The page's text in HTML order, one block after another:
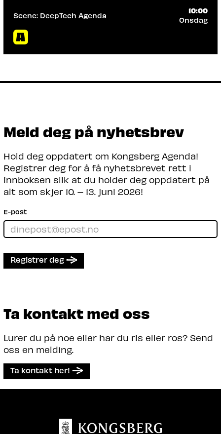
Scene: DeepTech Agenda
10:00
Onsdag
Meld deg på nyhetsbrev
Hold deg oppdatert om Kongsberg Agenda!
Registrer deg for å få nyhetsbrevet rett i
innboksen slik at du holder deg oppdatert på
alt som skjer 10. – 13. juni 2026!
E-post
Registrer deg
Ta kontakt med oss
Lurer du på noe eller har du ris eller ros? Send
oss en melding.
Ta kontakt her!